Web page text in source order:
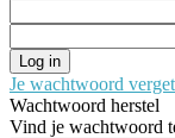
Je wachtwoord
Wachtwoord herstel
Vind je wachtwoord